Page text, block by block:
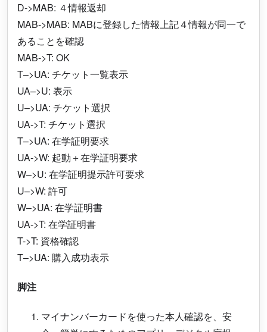
D->MAB: ４情報返却
MAB->MAB: MABに登録した情報上記４情報が同一で
あることを確認
MAB->T: OK
T–>UA: チケット一覧表示
UA–>U: 表示
U–>UA: チケット選択
UA->T: チケット選択
T–>UA: 在学証明要求
UA->W: 起動＋在学証明要求
W–>U: 在学証明提示許可要求
U–>W: 許可
W–>UA: 在学証明書
UA->T: 在学証明書
T->T: 資格確認
T–>UA: 購入成功表示
脚注
マイナンバーカードを使った本人確認を、安